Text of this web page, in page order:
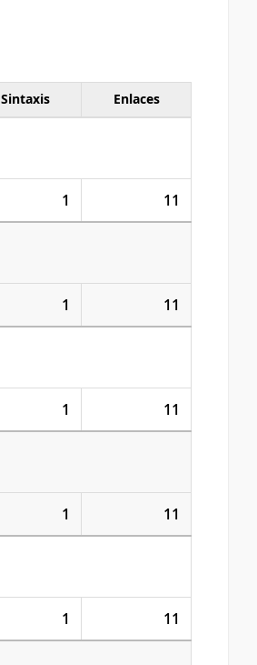
Sintaxis Enlaces
1 11
1 11
1 11
1 11
1 11